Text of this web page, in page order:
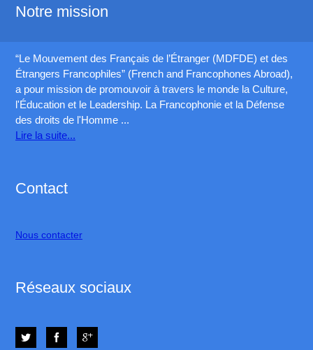
Notre mission
“Le Mouvement des Français de l’Étranger (MDFDE) et des
Étrangers Francophiles” (French and Francophones Abroad),
a pour mission de promouvoir à travers le monde la Culture,
l'Éducation et le Leadership. La Francophonie et la Défense
des droits de l'Homme ...
Lire la suite...
Contact
Nous contacter
Réseaux sociaux